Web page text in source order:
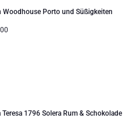
Woodhouse Porto und Süßigkeiten
Teresa 1796 Solera Rum & Schokolade